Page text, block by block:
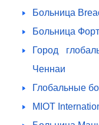
Больница
Больница
Город
Ченнаи
Глобальные
MIOT